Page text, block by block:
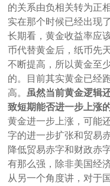
的关系由负相关转为正
实在那个时候已经出现了
长期看，黄金收益率应
币代替黄金后，纸币先
不断提高，所以黄金至
的。目前其实黄金已经
高。 虽然当前黄金逻辑
致短期能否进一步上涨
黄金进一步上涨，可能
字的进一步扩张和贸易
降低贸易赤字和财政赤
有那么强，除非美国经
从另一个角度讲，对于